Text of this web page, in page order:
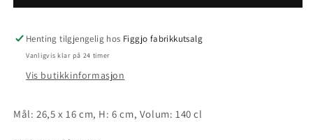
26.5x16x6
/
140
cl
26.5x16x6
/
140
cl
Henting tilgjengelig hos Figgjo fabrikkutsalg
Vanligvis klar på 24 timer
Vis butikkinformasjon
Mål: 26,5 x 16 cm, H: 6 cm, Volum: 140 cl